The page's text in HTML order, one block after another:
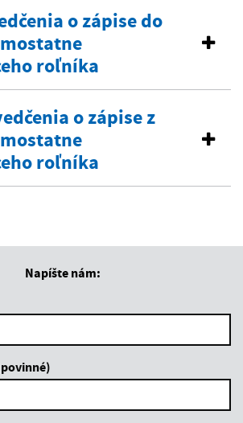
o zápise do
roľníka
o zápise z
roľníka
Napíšte nám: